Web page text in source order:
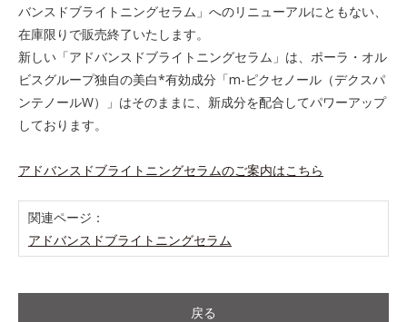
バンスドブライトニングセラム」へのリニューアルにともない、
在庫限りで販売終了いたします。
新しい「アドバンスドブライトニングセラム」は、ポーラ・オル
ビスグループ独自の美白*有効成分「m-ピクセノール（デクスパ
ンテノールW）」はそのままに、新成分を配合してパワーアップ
しております。
アドバンスドブライトニングセラムのご案内はこちら
関連ページ：
アドバンスドブライトニングセラム
戻る